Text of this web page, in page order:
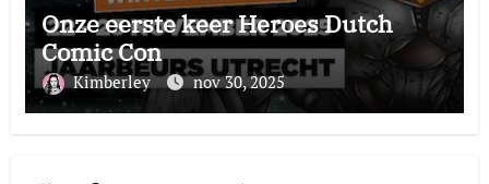
Onze eerste keer Heroes Dutch
Comic Con
Kimberley nov 30, 2025